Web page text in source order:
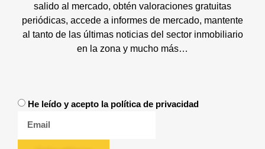
salido al mercado, obtén valoraciones gratuitas
periódicas, accede a informes de mercado, mantente
al tanto de las últimas noticias del sector inmobiliario
en la zona y mucho más…
He leído y acepto la política de privacidad